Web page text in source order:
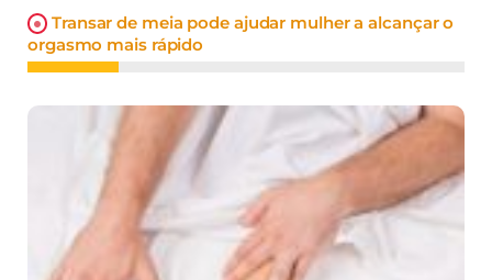
Transar de meia pode ajudar mulher a alcançar o
orgasmo mais rápido